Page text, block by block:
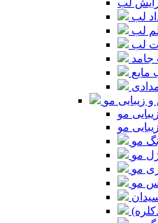
لب
لب
لب
جامد
مایع
و زیبایی مو
مو
مو
مو
مو
مو
مو